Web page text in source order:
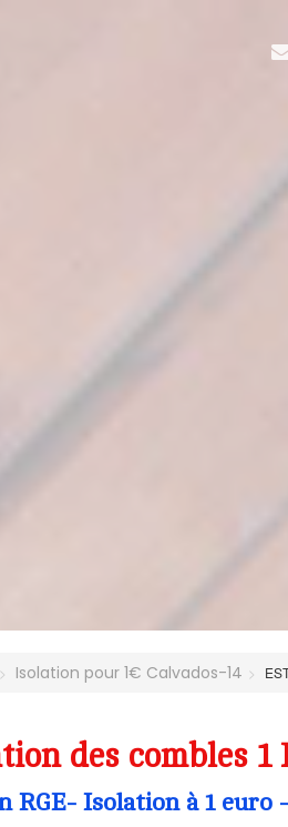
Isolation pour 1€ Calvados-14
des combles 1
RGE- Isolation à 1 euro